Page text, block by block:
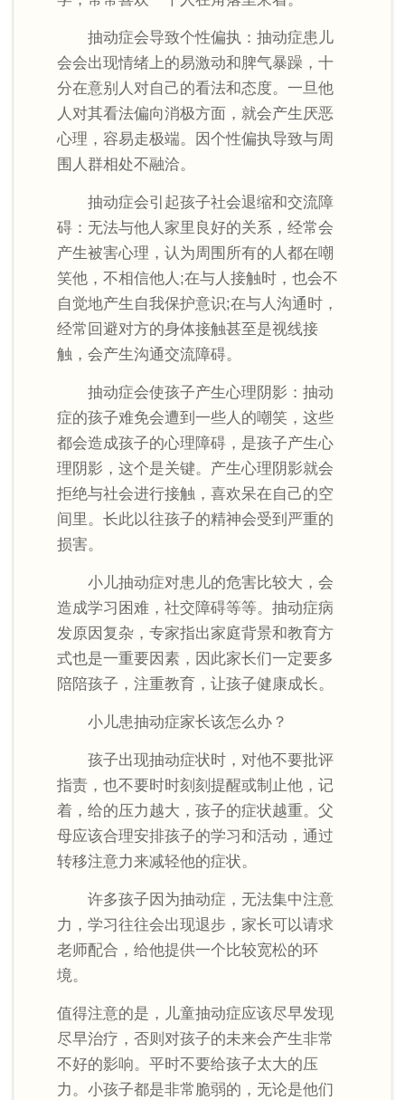
抽动症会导致个性偏执：抽动症患儿
会会出现情绪上的易激动和脾气暴躁，十
分在意别人对自己的看法和态度。一旦他
人对其看法偏向消极方面，就会产生厌恶
心理，容易走极端。因个性偏执导致与周
围人群相处不融洽。
抽动症会引起孩子社会退缩和交流障
碍：无法与他人家里良好的关系，经常会
产生被害心理，认为周围所有的人都在嘲
笑他，不相信他人;在与人接触时，也会不
自觉地产生自我保护意识;在与人沟通时，
经常回避对方的身体接触甚至是视线接
触，会产生沟通交流障碍。
抽动症会使孩子产生心理阴影：抽动
症的孩子难免会遭到一些人的嘲笑，这些
都会造成孩子的心理障碍，是孩子产生心
理阴影，这个是关键。产生心理阴影就会
拒绝与社会进行接触，喜欢呆在自己的空
间里。长此以往孩子的精神会受到严重的
损害。
小儿抽动症对患儿的危害比较大，会
造成学习困难，社交障碍等等。抽动症病
发原因复杂，专家指出家庭背景和教育方
式也是一重要因素，因此家长们一定要多
陪陪孩子，注重教育，让孩子健康成长。
小儿患抽动症家长该怎么办？
孩子出现抽动症状时，对他不要批评
指责，也不要时时刻刻提醒或制止他，记
着，给的压力越大，孩子的症状越重。父
母应该合理安排孩子的学习和活动，通过
转移注意力来减轻他的症状。
许多孩子因为抽动症，无法集中注意
力，学习往往会出现退步，家长可以请求
老师配合，给他提供一个比较宽松的环
境。
值得注意的是，儿童抽动症应该尽早发现
尽早治疗，否则对孩子的未来会产生非常
不好的影响。平时不要给孩子太大的压
力。小孩子都是非常脆弱的，无论是他们